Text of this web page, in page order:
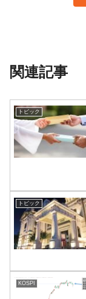
関連記事
トピック
トピック
KOSPI